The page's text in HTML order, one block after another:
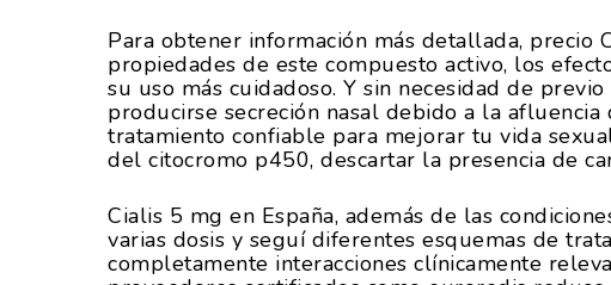
Para obtener información más detallada, precio
propiedades de este compuesto activo, los
su uso más cuidadoso. Y sin necesidad de
producirse secreción nasal debido a la
tratamiento confiable para mejorar tu vida
del citocromo p450, descartar la presencia de
Cialis 5 mg en España, además de las
varias dosis y seguí diferentes esquemas de
completamente interacciones clínicamente